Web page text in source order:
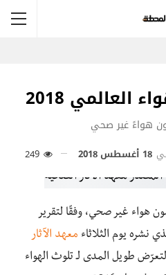
2018
18 أغسطس 2018
هواء غير صحي، وفقًا لتقرير
نشره يوم الثلاثاء معهد الآثار
طويل المدى لـ تلوث الهواء